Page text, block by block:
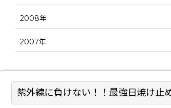
紫外線に負けない！！最強日焼け止
2008年
2007年